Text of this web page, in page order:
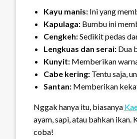
Kayu manis: Ini yang
Kapulaga: Bumbu ini
Cengkeh:Sedikit pedas
Lengkuas dan serai: Dua
Kunyit: Memberikan
Cabe kering: Tentu saja,
Santan: Memberikan
Nggak hanya itu, biasanya
ayam, sapi, atau bahkan ikan.
coba!